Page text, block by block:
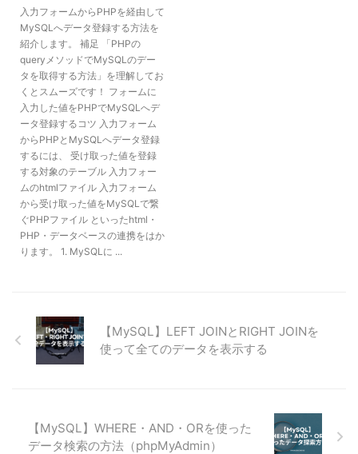
入力フォームからPHPを経由して
MySQLへデータ登録する方法を
紹介します。 補足 「PHPの
queryメソッドでMySQLのデー
タを取得する方法」を理解してお
くとスムーズです！ フォームに
入力した値をPHPでMySQLへデ
ータ登録するコツ 入力フォーム
からPHPとMySQLへデータ登録
するには、 受け取った値を登録
する対象のテーブル 入力フォー
ムのhtmlファイル 入力フォーム
から受け取った値をMySQLで繋
ぐPHPファイル といったhtml・
PHP・データベースの連携をはか
ります。 1. MySQLに ...
【MySQL】LEFT JOINとRIGHT JOINを
使って全てのデータを表示する
【MySQL】WHERE・AND・ORを使った
データ検索の方法（phpMyAdmin）